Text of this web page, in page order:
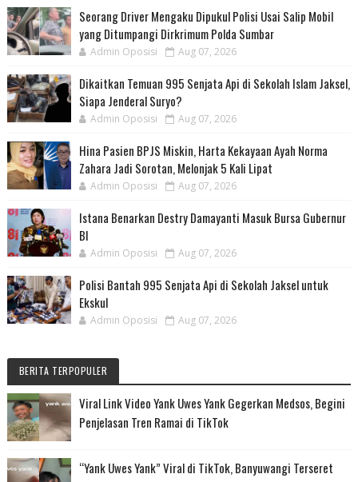
Seorang Driver Mengaku Dipukul Polisi Usai Salip Mobil
yang Ditumpangi Dirkrimum Polda Sumbar
Admin Oposisi Aug 07, 2026
Dikaitkan Temuan 995 Senjata Api di Sekolah Islam Jaksel,
Siapa Jenderal Suryo?
Admin Oposisi Aug 07, 2026
Hina Pasien BPJS Miskin, Harta Kekayaan Ayah Norma
Zahara Jadi Sorotan, Melonjak 5 Kali Lipat
Admin Oposisi Aug 07, 2026
Istana Benarkan Destry Damayanti Masuk Bursa Gubernur
BI
Admin Oposisi Aug 07, 2026
Polisi Bantah 995 Senjata Api di Sekolah Jaksel untuk
Ekskul
Admin Oposisi Aug 07, 2026
BERITA TERPOPULER
Viral Link Video Yank Uwes Yank Gegerkan Medsos, Begini
Penjelasan Tren Ramai di TikTok
“Yank Uwes Yank” Viral di TikTok, Banyuwangi Terseret